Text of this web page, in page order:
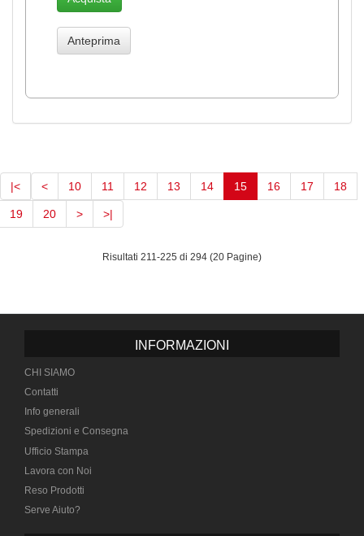
Anteprima
|< < 10 11 12 13 14 15(current)
16 17 18
19 20 > >|
Risultati 211-225 di 294 (20 Pagine)
INFORMAZIONI
CHI SIAMO
Contatti
Info generali
Spedizioni e Consegna
Ufficio Stampa
Lavora con Noi
Reso Prodotti
Serve Aiuto?